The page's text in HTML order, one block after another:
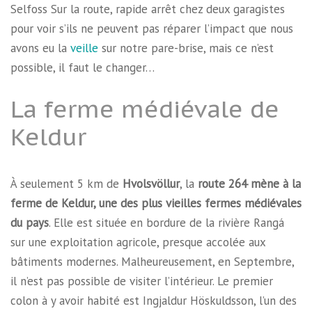
Selfoss Sur la route, rapide arrêt chez deux garagistes
pour voir s’ils ne peuvent pas réparer l’impact que nous
avons eu la veille sur notre pare-brise, mais ce n’est
possible, il faut le changer…
La ferme médiévale de
Keldur
À seulement 5 km de Hvolsvöllur, la route 264 mène à la
ferme de Keldur, une des plus vieilles fermes médiévales
du pays. Elle est située en bordure de la rivière Rangá
sur une exploitation agricole, presque accolée aux
bâtiments modernes. Malheureusement, en Septembre,
il n’est pas possible de visiter l’intérieur. Le premier
colon à y avoir habité est Ingjaldur Höskuldsson, l’un des